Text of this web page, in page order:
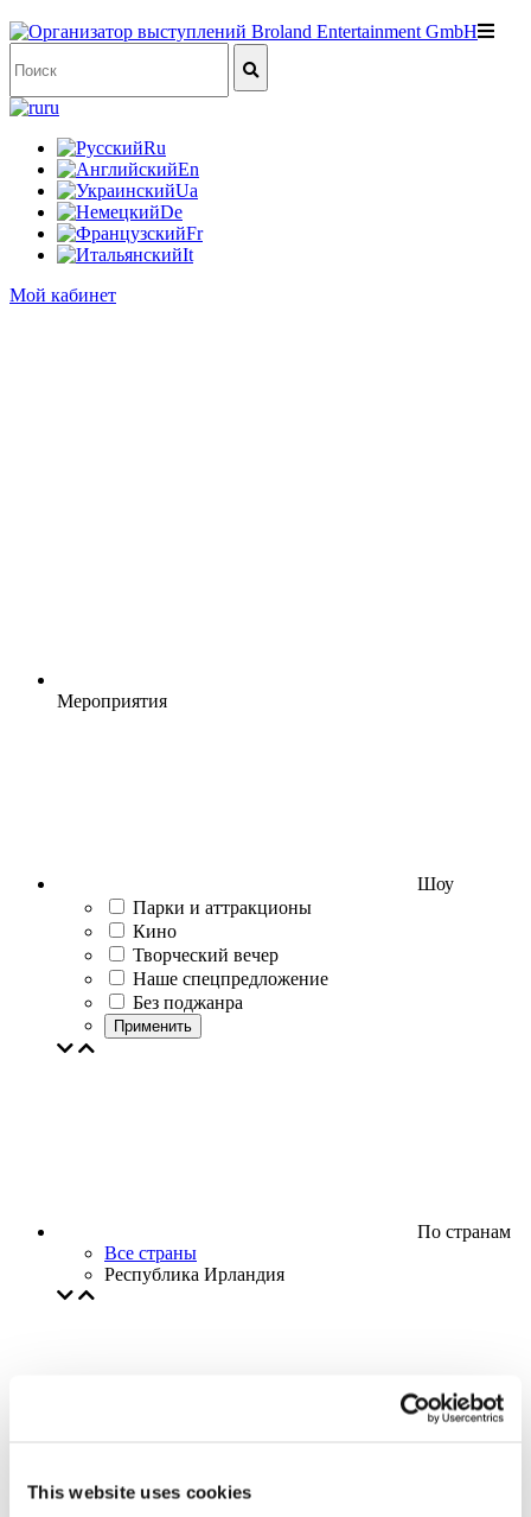
This website uses cookies
ru
Ru
En
Ua
De
Fr
It
Мой кабинет
Мероприятия
Шоу
Парки и аттракционы
Кино
Творческий вечер
Наше спецпредложение
Без поджанра
Применить
По странам
Все страны
Республика Ирландия